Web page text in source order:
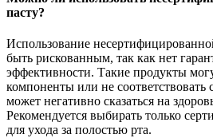
пасту?
Использование
быть рискованным, так как нет
эффективности. Такие продукты
компоненты или не соответствовать
может негативно сказаться на
Рекомендуется выбирать только
для ухода за полостью рта.